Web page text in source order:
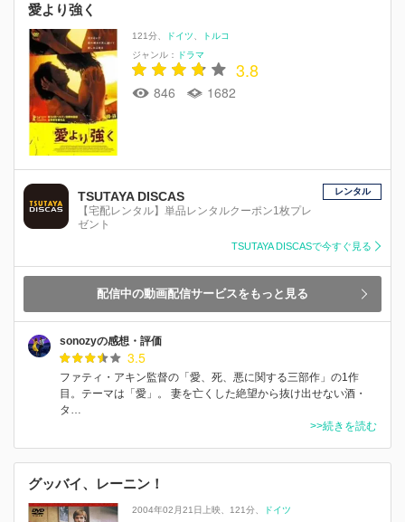
愛より強く
121分 ドイツ
トルコ
ジャンル：
ドラマ
3.8
846 1682
TSUTAYA DISCAS
【宅配レンタル】単品レンタルクーポン1枚プレ
ゼント
レンタル
TSUTAYA DISCASで今すぐ見る
配信中の動画配信サービスをもっと見る
sonozyの感想・評価
3.5
ファティ・アキン監督の「愛、死、悪に関する三部作」の1作
目。テーマは「愛」。 妻を亡くした絶望から抜け出せない酒・
タ…
>>続きを読む
グッバイ、レーニン！
2004年02月21日上映 121分
ドイツ